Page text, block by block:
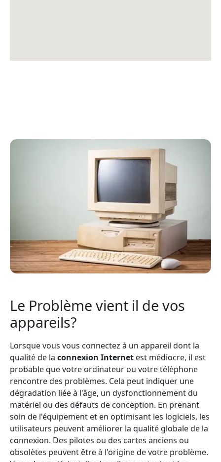
Le Problème vient il de vos
appareils?
Lorsque vous vous connectez à un appareil dont la
qualité de la connexion Internet est médiocre, il est
probable que votre ordinateur ou votre téléphone
rencontre des problèmes. Cela peut indiquer une
dégradation liée à l'âge, un dysfonctionnement du
matériel ou des défauts de conception. En prenant
soin de l'équipement et en optimisant les logiciels, les
utilisateurs peuvent améliorer la qualité globale de la
connexion. Des pilotes ou des cartes anciens ou
obsolètes peuvent être à l'origine de votre problème.